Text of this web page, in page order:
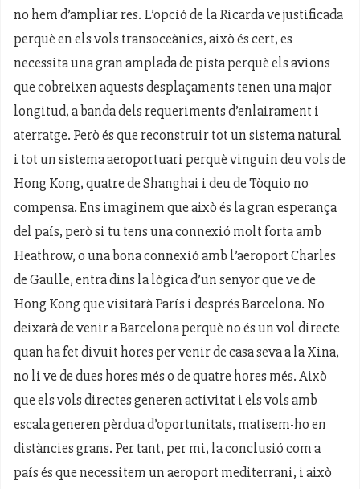
no hem d’ampliar res. L’opció de la Ricarda ve justificada
perquè en els vols transoceànics, això és cert, es
necessita una gran amplada de pista perquè els avions
que cobreixen aquests desplaçaments tenen una major
longitud, a banda dels requeriments d’enlairament i
aterratge. Però és que reconstruir tot un sistema natural
i tot un sistema aeroportuari perquè vinguin deu vols de
Hong Kong, quatre de Shanghai i deu de Tòquio no
compensa. Ens imaginem que això és la gran esperança
del país, però si tu tens una connexió molt forta amb
Heathrow, o una bona connexió amb l’aeroport Charles
de Gaulle, entra dins la lògica d’un senyor que ve de
Hong Kong que visitarà París i després Barcelona. No
deixarà de venir a Barcelona perquè no és un vol directe
quan ha fet divuit hores per venir de casa seva a la Xina,
no li ve de dues hores més o de quatre hores més. Això
que els vols directes generen activitat i els vols amb
escala generen pèrdua d’oportunitats, matisem-ho en
distàncies grans. Per tant, per mi, la conclusió com a
país és que necessitem un aeroport mediterrani, i això